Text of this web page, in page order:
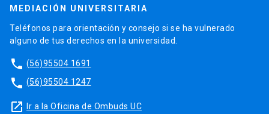
MEDIACIÓN UNIVERSITARIA
Teléfonos para orientación y consejo si se ha vulnerado
alguno de tus derechos en la universidad.
phone (56)95504 1691
phone (56)95504 1247
launch Ir a la Oficina de Ombuds UC